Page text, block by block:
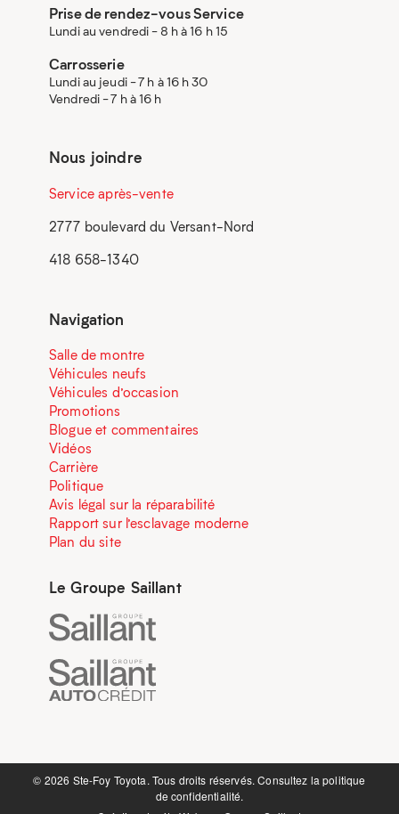
Prise de rendez-vous Service
Lundi au vendredi - 8 h à 16 h 15
Carrosserie
Lundi au jeudi - 7 h à 16 h 30
Vendredi - 7 h à 16 h
Nous joindre
Service après-vente
2777 boulevard du Versant-Nord
418 658-1340
Navigation
Salle de montre
Véhicules neufs
Véhicules d’occasion
Promotions
Blogue et commentaires
Vidéos
Carrière
Politique
Avis légal sur la réparabilité
Rapport sur l’esclavage moderne
Plan du site
Le Groupe Saillant
©️ 2026 Ste-Foy Toyota. Tous droits réservés. Consultez lapolitique
de confidentialité.